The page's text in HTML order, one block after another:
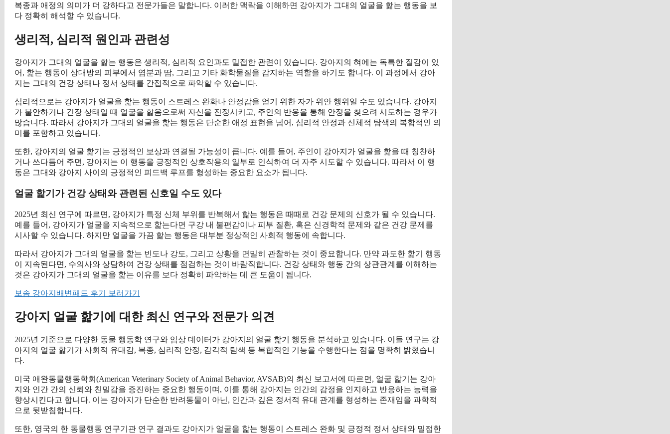
복종과 애정의 의미가 더 강하다고 전문가들은 말합니다. 이러한 맥락을 이해하면 강아지가 그대의 얼굴을 핥는 행동을 보
다 정확히 해석할 수 있습니다.
생리적, 심리적 원인과 관련성
강아지가 그대의 얼굴을 핥는 행동은 생리적, 심리적 요인과도 밀접한 관련이 있습니다. 강아지의 혀에는 독특한 질감이 있
어, 핥는 행동이 상대방의 피부에서 염분과 땀, 그리고 기타 화학물질을 감지하는 역할을 하기도 합니다. 이 과정에서 강아
지는 그대의 건강 상태나 정서 상태를 간접적으로 파악할 수 있습니다.
심리적으로는 강아지가 얼굴을 핥는 행동이 스트레스 완화나 안정감을 얻기 위한 자가 위안 행위일 수도 있습니다. 강아지
가 불안하거나 긴장 상태일 때 얼굴을 핥음으로써 자신을 진정시키고, 주인의 반응을 통해 안정을 찾으려 시도하는 경우가
많습니다. 따라서 강아지가 그대의 얼굴을 핥는 행동은 단순한 애정 표현을 넘어, 심리적 안정과 신체적 탐색의 복합적인 의
미를 포함하고 있습니다.
또한, 강아지의 얼굴 핥기는 긍정적인 보상과 연결될 가능성이 큽니다. 예를 들어, 주인이 강아지가 얼굴을 핥을 때 칭찬하
거나 쓰다듬어 주면, 강아지는 이 행동을 긍정적인 상호작용의 일부로 인식하여 더 자주 시도할 수 있습니다. 따라서 이 행
동은 그대와 강아지 사이의 긍정적인 피드백 루프를 형성하는 중요한 요소가 됩니다.
얼굴 핥기가 건강 상태와 관련된 신호일 수도 있다
2025년 최신 연구에 따르면, 강아지가 특정 신체 부위를 반복해서 핥는 행동은 때때로 건강 문제의 신호가 될 수 있습니다.
예를 들어, 강아지가 얼굴을 지속적으로 핥는다면 구강 내 불편감이나 피부 질환, 혹은 신경학적 문제와 같은 건강 문제를
시사할 수 있습니다. 하지만 얼굴을 가끔 핥는 행동은 대부분 정상적인 사회적 행동에 속합니다.
따라서 강아지가 그대의 얼굴을 핥는 빈도나 강도, 그리고 상황을 면밀히 관찰하는 것이 중요합니다. 만약 과도한 핥기 행동
이 지속된다면, 수의사와 상담하여 건강 상태를 점검하는 것이 바람직합니다. 건강 상태와 행동 간의 상관관계를 이해하는
것은 강아지가 그대의 얼굴을 핥는 이유를 보다 정확히 파악하는 데 큰 도움이 됩니다.
보솜 강아지배변패드 후기 보러가기
강아지 얼굴 핥기에 대한 최신 연구와 전문가 의견
2025년 기준으로 다양한 동물 행동학 연구와 임상 데이터가 강아지의 얼굴 핥기 행동을 분석하고 있습니다. 이들 연구는 강
아지의 얼굴 핥기가 사회적 유대감, 복종, 심리적 안정, 감각적 탐색 등 복합적인 기능을 수행한다는 점을 명확히 밝혔습니
다.
미국 애완동물행동학회(American Veterinary Society of Animal Behavior, AVSAB)의 최신 보고서에 따르면, 얼굴 핥기는 강아
지와 인간 간의 신뢰와 친밀감을 증진하는 중요한 행동이며, 이를 통해 강아지는 인간의 감정을 인지하고 반응하는 능력을
향상시킨다고 합니다. 이는 강아지가 단순한 반려동물이 아닌, 인간과 깊은 정서적 유대 관계를 형성하는 존재임을 과학적
으로 뒷받침합니다.
또한, 영국의 한 동물행동 연구기관 연구 결과도 강아지가 얼굴을 핥는 행동이 스트레스 완화 및 긍정적 정서 상태와 밀접한